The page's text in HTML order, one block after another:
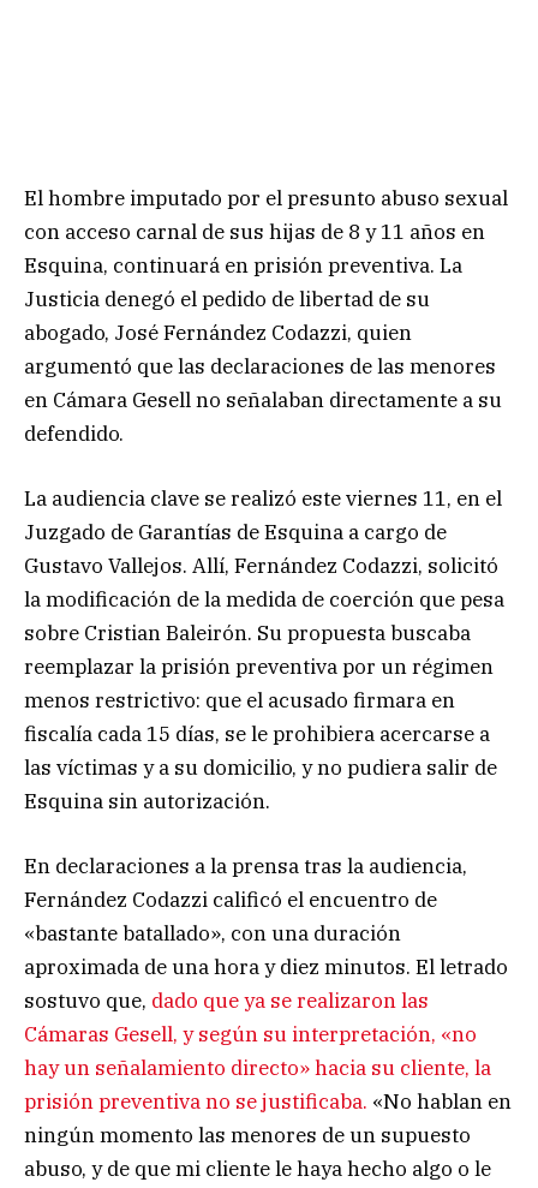
El hombre imputado por el presunto abuso sexual
con acceso carnal de sus hijas de 8 y 11 años en
Esquina, continuará en prisión preventiva. La
Justicia denegó el pedido de libertad de su
abogado, José Fernández Codazzi, quien
argumentó que las declaraciones de las menores
en Cámara Gesell no señalaban directamente a su
defendido.
La audiencia clave se realizó este viernes 11, en el
Juzgado de Garantías de Esquina a cargo de
Gustavo Vallejos. Allí, Fernández Codazzi, solicitó
la modificación de la medida de coerción que pesa
sobre Cristian Baleirón. Su propuesta buscaba
reemplazar la prisión preventiva por un régimen
menos restrictivo: que el acusado firmara en
fiscalía cada 15 días, se le prohibiera acercarse a
las víctimas y a su domicilio, y no pudiera salir de
Esquina sin autorización.
En declaraciones a la prensa tras la audiencia,
Fernández Codazzi calificó el encuentro de
«bastante batallado», con una duración
aproximada de una hora y diez minutos. El letrado
sostuvo que, dado que ya se realizaron las
Cámaras Gesell, y según su interpretación, «no
hay un señalamiento directo» hacia su cliente, la
prisión preventiva no se justificaba. «No hablan en
ningún momento las menores de un supuesto
abuso, y de que mi cliente le haya hecho algo o le